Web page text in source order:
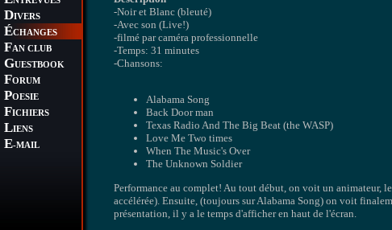
DIVERS
ÉCHANGES
FAN CLUB
GUESTBOOK
FORUM
POESIE
FICHIERS
LIENS
E-MAIL
-Noir et Blanc (bleuté)
-Avec son (Live!)
-filmé par caméra professionnelle
-Temps: 31 minutes
-Chansons:
Alabama Song
Back Door man
Texas Radio And The Big Beat (the WASP)
Love Me Two times
When The Music's Over
The Unknown Soldier
Performance au complet! Au tout début, on voit un animateur,
accélérée). Ensuite, (toujours sur Alabama Song) on voit
présentation, il y a le temps d'afficher en haut de l'écran.